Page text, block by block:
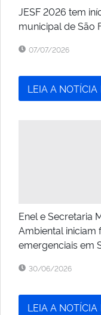
JESF 2026 tem
municipal de São
07/07/2026
LEIA A NOTÍCIA
Enel e Secretaria
Ambiental
emergenciais em
30/06/2026
LEIA A NOTÍCIA